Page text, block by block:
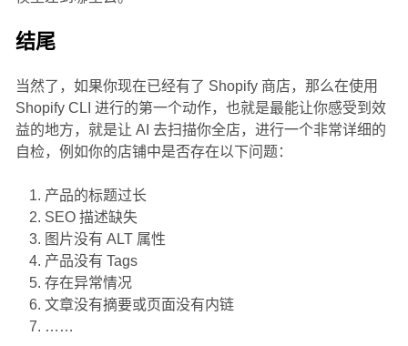
结尾
当然了，如果你现在已经有了 Shopify 商店，那么在使用
Shopify CLI 进行的第一个动作，也就是最能让你感受到效
益的地方，就是让 AI 去扫描你全店，进行一个非常详细的
自检，例如你的店铺中是否存在以下问题：
产品的标题过长
SEO 描述缺失
图片没有 ALT 属性
产品没有 Tags
存在异常情况
文章没有摘要或页面没有内链
……